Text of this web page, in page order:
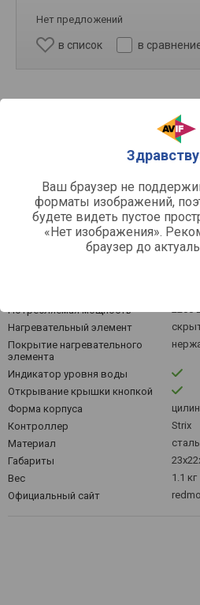
Ваш браузер не
форматы изображений,
будете видеть пустое
«Нет изображения».
браузер до
Нет предложений
в список в
красный нержавейка
Потребляемая мощность
2200
Нагревательный элемент
Покрытие нагревательного
элемента
Индикатор уровня воды
Открывание крышки кнопкой
Форма корпуса
Контроллер
Strix
Материал
сталь
Габариты
Вес
1.1 кг
Официальный сайт